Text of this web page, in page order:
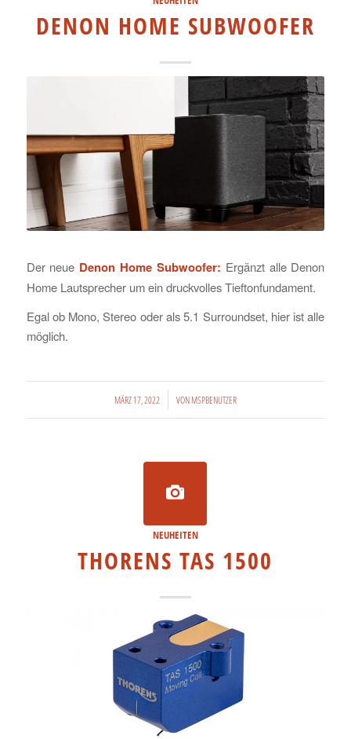
DENON HOME SUBWOOFER
Der neue Denon Home Subwoofer: Ergänzt alle Denon
Home Lautsprecher um ein druckvolles Tieftonfundament.
Egal ob Mono, Stereo oder als 5.1 Surroundset, hier ist alle
möglich.
MÄRZ 17, 2022
/ VONMSPBENUTZER
NEUHEITEN
THORENS TAS 1500